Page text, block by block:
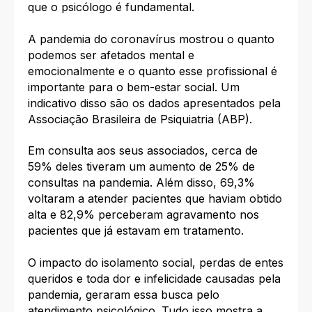
que o psicólogo é fundamental.
A pandemia do coronavírus mostrou o quanto
podemos ser afetados mental e
emocionalmente e o quanto esse profissional é
importante para o bem-estar social. Um
indicativo disso são os dados apresentados pela
Associação Brasileira de Psiquiatria (ABP).
Em consulta aos seus associados, cerca de
59% deles tiveram um aumento de 25% de
consultas na pandemia. Além disso, 69,3%
voltaram a atender pacientes que haviam obtido
alta e 82,9% perceberam agravamento nos
pacientes que já estavam em tratamento.
O impacto do isolamento social, perdas de entes
queridos e toda dor e infelicidade causadas pela
pandemia, geraram essa busca pelo